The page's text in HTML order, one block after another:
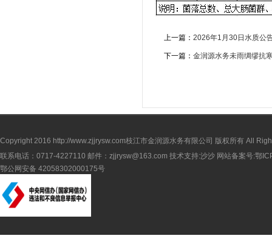
上一篇： 2026年1月30日水质公
下一篇： 金润源水务未雨绸缪抗
Copyright 2016 http://www.zjjrysw.com枝江市金润源水务有限公司 版权所有 All
联系电话：0717-4227110 邮件：zjjrysw@163.com 技术支持:沙沙 网站备案号:鄂
鄂公网安备 42058302000175号